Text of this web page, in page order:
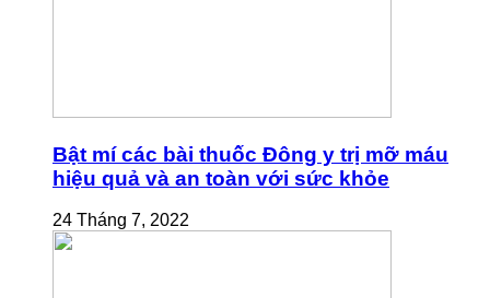
Bật mí các bài thuốc Đông y trị mỡ máu
hiệu quả và an toàn với sức khỏe
24 Tháng 7, 2022